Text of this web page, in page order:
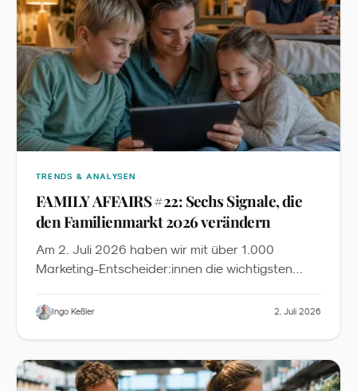
TRENDS & ANALYSEN
FAMILY AFFAIRS #22: Sechs Signale, die
den Familienmarkt 2026 verändern
Am 2. Juli 2026 haben wir mit über 1.000
Marketing-Entscheider:innen die wichtigsten
Familienmarketing diskutiert. Dieser Recap fasst
YouTube-Aufzeichnung.
Ingo Keßler 2. Juli 2026